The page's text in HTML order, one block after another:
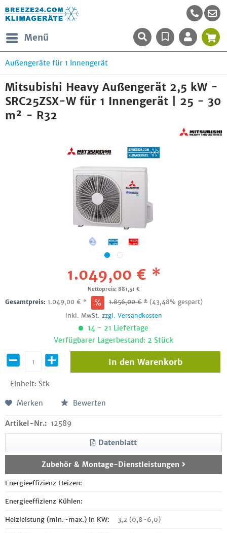
Menü
Außengeräte für 1 Innengerät
Mitsubishi Heavy Außengerät 2,5 kW -
SRC25ZSX-W für 1 Innengerät | 25 - 30
m² - R32
1.049,00 € *
Nettopreis: 881,51 €
Gesamtpreis: 1.049,00 € * 1.856,00€ * (43,48% gespart)
inkl. MwSt. zzgl. Versandkosten
14 - 21 Liefertage
Verfügbarer Lagerbestand: 2 Stück
Einheit: Stk
In den Warenkorb
Merken Bewerten
Artikel-Nr.: 12589
Datenblatt
Zubehör & Montage-Dienstleistungen
Energieeffizienz Heizen:
Energieeffizienz Kühlen:
Heizleistung (min.~max.) in KW: 3,2 (0,8~6,0)